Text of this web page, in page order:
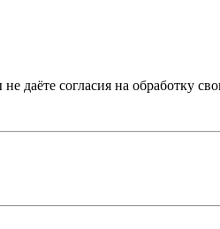
даёте согласия на обработку